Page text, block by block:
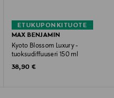
ETUKUPONKITUOTE
MAX BENJAMIN
Kyoto Blossom Luxury -
tuoksudiffuuseri 150 ml
Original Price
38,90 €